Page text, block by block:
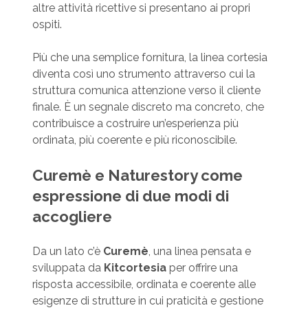
altre attività ricettive si presentano ai propri
ospiti.
Più che una semplice fornitura, la linea cortesia
diventa così uno strumento attraverso cui la
struttura comunica attenzione verso il cliente
finale. È un segnale discreto ma concreto, che
contribuisce a costruire un’esperienza più
ordinata, più coerente e più riconoscibile.
Curemè e Naturestory come
espressione di due modi di
accogliere
Da un lato c’è Curemè, una linea pensata e
sviluppata da Kitcortesiaper offrire una
risposta accessibile, ordinata e coerente alle
esigenze di strutture in cui praticità e gestione